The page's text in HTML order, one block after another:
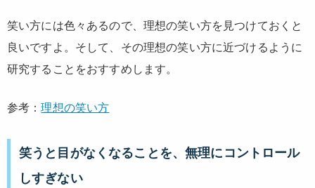
笑い方には色々あるので、理想の笑い方を見つけておくと
良いですよ。そして、その理想の笑い方に近づけるように
研究することをおすすめします。
参考：理想の笑い方
笑うと目がなくなることを、無理にコントロール
しすぎない